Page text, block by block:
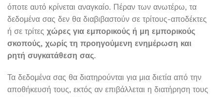
όποτε αυτό κρίνεται αναγκαίο. Πέραν των ανωτέρω, τα
δεδομένα σας δεν θα διαβιβαστούν σε τρίτους-αποδέκτες
ή σε τρίτες χώρες για εμπορικούς ή μη εμπορικούς
σκοπούς, χωρίς τη προηγούμενη ενημέρωση και
ρητή συγκατάθεση σας.
Τα δεδομένα σας θα διατηρούνται για μια διετία από την
αποθήκευσή τους, εκτός αν επιβάλλεται η διατήρηση τους